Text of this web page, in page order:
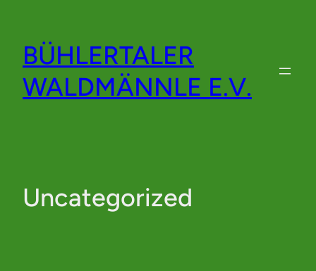
springen
BÜHLERTALER
WALDMÄNNLE E.V.
Uncategorized